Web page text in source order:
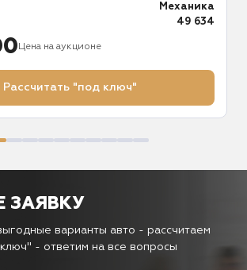
Механика
49 634
Цена на аукционе
Рассчитать "под ключ"
ЗАЯВКУ
варианты авто - рассчитаем
- ответим на все вопросы